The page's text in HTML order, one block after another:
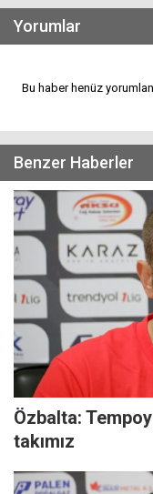
Yorumlar
Bu haber henüz
Benzer Haberler
Özbalta:
takımız